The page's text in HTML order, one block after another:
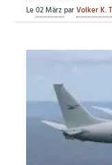
Le02 MärzparVolker K.